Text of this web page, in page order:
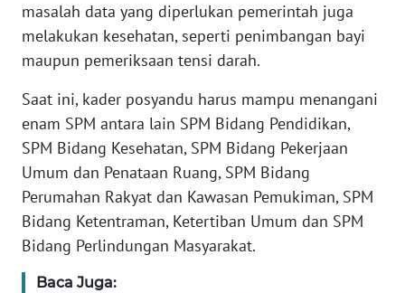
masalah data yang diperlukan pemerintah juga
melakukan kesehatan, seperti penimbangan bayi
maupun pemeriksaan tensi darah.
Saat ini, kader posyandu harus mampu menangani
enam SPM antara lain SPM Bidang Pendidikan,
SPM Bidang Kesehatan, SPM Bidang Pekerjaan
Umum dan Penataan Ruang, SPM Bidang
Perumahan Rakyat dan Kawasan Pemukiman, SPM
Bidang Ketentraman, Ketertiban Umum dan SPM
Bidang Perlindungan Masyarakat.
Baca Juga:
WN
KEPRI
WN
PAPUA
WN
PAPUA
RIAU